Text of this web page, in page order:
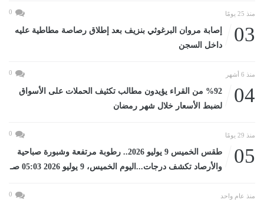
منذ 25 يومًا 0
03
إصابة مروان البرغوثي بنزيف بعد إطلاق رصاصة مطاطية عليه
داخل السجن
منذ 6 أشهر 0
04
%92 من القراء يؤيدون مطالب تكثيف الحملات على الأسواق
لضبط الأسعار خلال شهر رمضان
منذ 29 يومًا 0
05
طقس الخميس 9 يوليو 2026.. رطوبة مرتفعة وشبورة صباحية
والأرصاد تكشف درجات...اليوم الخميس، 9 يوليو 2026 05:03 صـ
منذ عام واحد 0